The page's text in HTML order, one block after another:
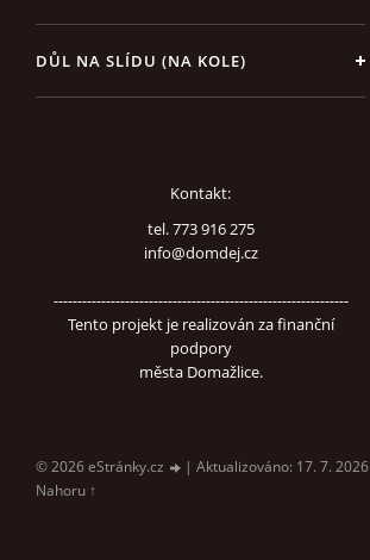
DŮL NA SLÍDU (NA KOLE)
Kontakt:
tel. 773 916 275
info@domdej.cz
--------------------------------------------------------------
Tento projekt je realizován za finanční
podpory
města Domažlice.
© 2026 eStránky.cz | Aktualizováno: 17. 7. 2026
Nahoru ↑